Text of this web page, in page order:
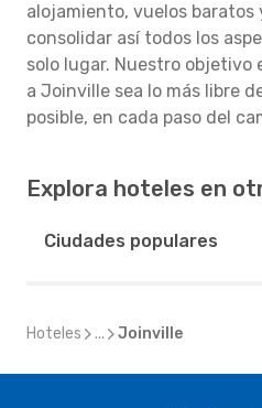
alojamiento, vuelos baratos
consolidar así todos los
solo lugar. Nuestro objetivo
a Joinville sea lo más libre
posible, en cada paso del
Explora hoteles en
Ciudades populares
Hoteles ... Joinville